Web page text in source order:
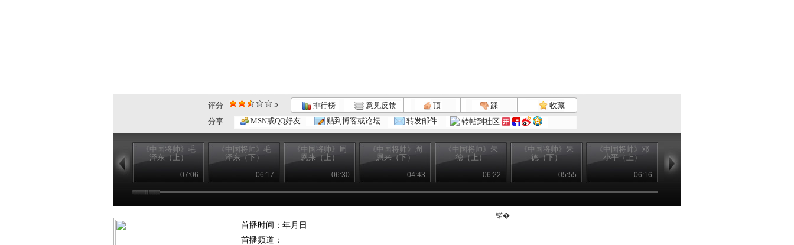
评分 5 排行榜 意见反馈 顶 踩
收藏
分享
MSN或QQ好友 贴到博客或论坛 转发邮件 转帖到社区
《中国将帅》毛
泽东（上）
07:06
《中国将帅》毛
泽东（下）
06:17
《中国将帅》周
恩来（上）
06:30
《中国将帅》周
恩来（下）
04:43
《中国将帅》朱
德（上）
06:22
《中国将帅》朱
德（下）
05:55
《中国将帅》邓
小平（上）
06:16
首播时间：年月日
首播频道：
锘�